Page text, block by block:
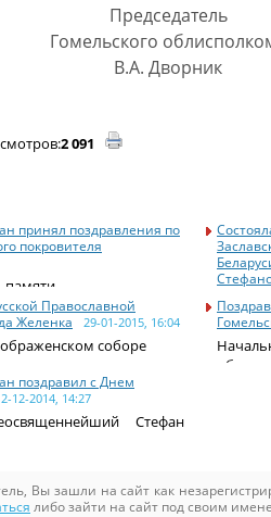
Председатель
Гомельского
В.А. Дворник
2 091
принял поздравления по
покровителя
памяти
12
Православной
Желенка
29-01-2015, 16:04
соборе
области
поздравил с Днем
2-12-2014, 14:27
Стефан
Вы зашли на сайт как
либо зайти на сайт под своим